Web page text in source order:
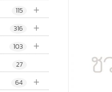
+
115
+
316
+
103
27
+
64